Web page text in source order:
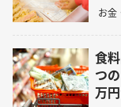
お金
食
つ
万